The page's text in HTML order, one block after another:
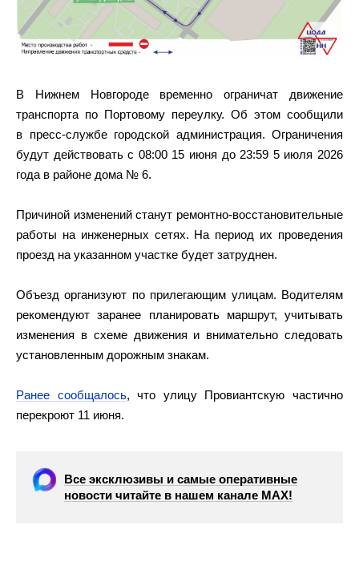
В Нижнем Новгороде временно ограничат движение
транспорта по Портовому переулку. Об этом сообщили
в пресс-службе городской администрация. Ограничения
будут действовать с 08:00 15 июня до 23:59 5 июля 2026
года в районе дома № 6.
Причиной изменений станут ремонтно-восстановительные
работы на инженерных сетях. На период их проведения
проезд на указанном участке будет затруднен.
Объезд организуют по прилегающим улицам. Водителям
рекомендуют заранее планировать маршрут, учитывать
изменения в схеме движения и внимательно следовать
установленным дорожным знакам.
Ранее сообщалось, что улицу Провиантскую частично
перекроют 11 июня.
Все эксклюзивы и самые оперативные
новости читайте в нашем канале МАХ!